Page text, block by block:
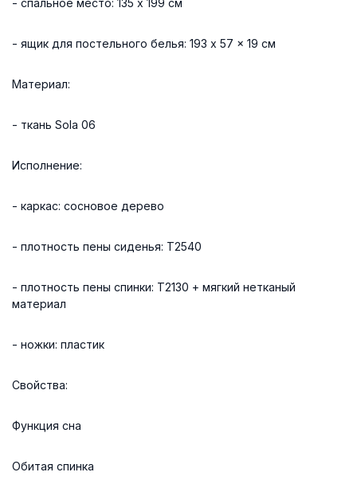
- ящик для постельного белья: 193 x 57 x 19 см
Материал:
- ткань Sola 06
Исполнение:
- каркас: сосновое дерево
- плотность пены сиденья: T2540
- плотность пены спинки: T2130 + мягкий нетканый
материал
- ножки: пластик
Свойства:
Функция сна
Обитая спинка